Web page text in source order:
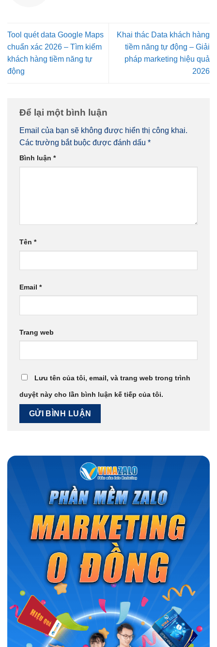
Tool quét data Google Maps
chuẩn xác 2026 – Tìm kiếm
khách hàng tiềm năng tự
động
Khai thác Data khách hàng
tiềm năng tự động – Giải
pháp marketing hiệu quả
2026
Để lại một bình luận
Email của bạn sẽ không được hiển thị công khai.
Các trường bắt buộc được đánh dấu *
Bình luận *
Tên *
Email *
Trang web
Lưu tên của tôi, email, và trang web trong trình
duyệt này cho lần bình luận kế tiếp của tôi.